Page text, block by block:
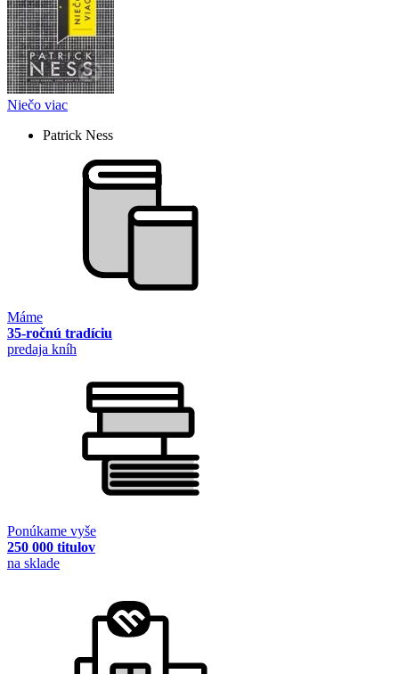
Niečo viac
Patrick Ness
Máme
35-ročnú tradíciu
predaja kníh
Ponúkame vyše
250 000 titulov
na sklade